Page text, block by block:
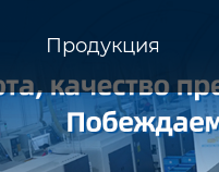
Продукция